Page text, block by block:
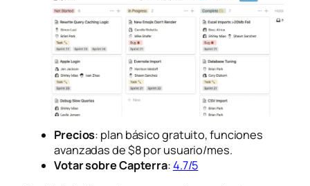
Precios: plan básico gratuito, funciones
avanzadas de $8 por usuario/mes.
Votar sobre Capterra:4.7/5